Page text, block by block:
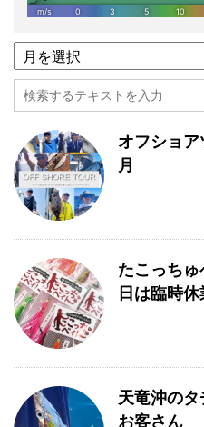
過
去
記
事
別
一
覧
オフショ
月
たこっちゅ
日は臨時休
天竜沖の
お客さん